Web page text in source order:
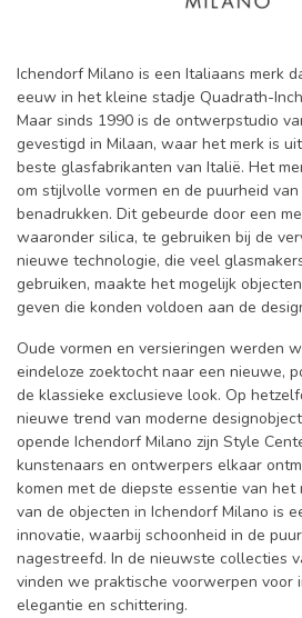
Ichendorf Milano is een Italiaans merk
eeuw in het kleine stadje Quadrath-
Maar sinds 1990 is de ontwerpstudio
gevestigd in Milaan, waar het merk is
beste glasfabrikanten van Italië. Het
om stijlvolle vormen en de puurheid
benadrukken. Dit gebeurde door een
waaronder silica, te gebruiken bij de
nieuwe technologie, die veel
gebruiken, maakte het mogelijk
geven die konden voldoen aan de
Oude vormen en versieringen werden
eindeloze zoektocht naar een nieuwe,
de klassieke exclusieve look. Op
nieuwe trend van moderne
opende Ichendorf Milano zijn Style
kunstenaars en ontwerpers elkaar
komen met de diepste essentie van
van de objecten in Ichendorf Milano is
innovatie, waarbij schoonheid in de
nagestreefd. In de nieuwste collecties
vinden we praktische voorwerpen voor
elegantie en schittering.